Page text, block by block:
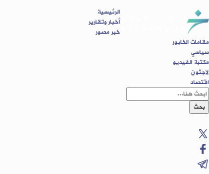
الرئيسية
أخبار وتقارير
خبر مصور
مقامات الخابور
سياسي
مكتبة الفيديو
لاجئون
اقتصاد
بحث